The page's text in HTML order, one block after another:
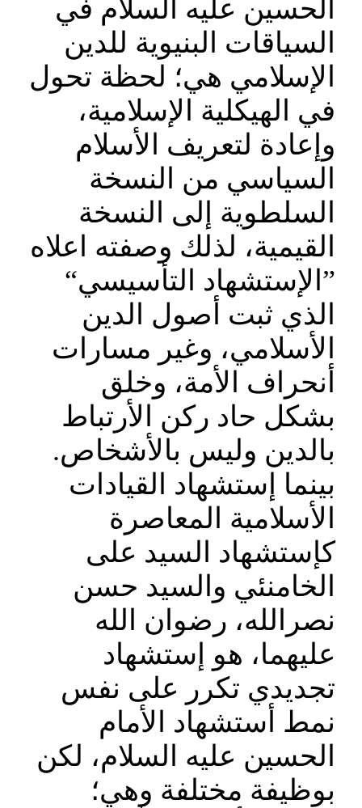
الحسين عليه السلام في
السياقات البنيوية للدين
الإسلامي هي؛ لحظة تحول
في الهيكلية الإسلامية،
وإعادة لتعريف الأسلام
السياسي من النسخة
السلطوية إلى النسخة
القيمية، لذلك وصفته اعلاه
”الإستشهاد التأسيسي“
الذي ثبت أصول الدين
الأسلامي، وغير مسارات
أنحراف الأمة، وخلق
بشكل حاد ركن الأرتباط
بالدين وليس بالأشخاص.
بينما إستشهاد القيادات
الأسلامية المعاصرة
كإستشهاد السيد على
الخامنئي والسيد حسن
نصرالله، رضوان الله
عليهما، هو إستشهاد
تجديدي تكرر على نفس
نمط أستشهاد الأمام
الحسين عليه السلام، لكن
بوظيفة مختلفة وهي؛